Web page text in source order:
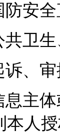
安
卫
、
主
本人